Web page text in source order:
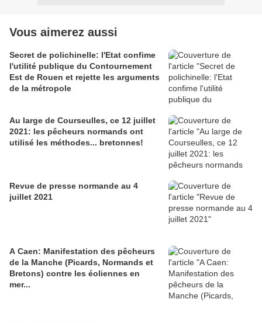
Vous aimerez aussi
Secret de polichinelle: l'Etat confime
l'utilité publique du Contournement
Est de Rouen et rejette les arguments
de la métropole
Au large de Courseulles, ce 12 juillet
2021: les pêcheurs normands ont
utilisé les méthodes... bretonnes!
Revue de presse normande au 4
juillet 2021
A Caen: Manifestation des pêcheurs
de la Manche (Picards, Normands et
Bretons) contre les éoliennes en
mer...